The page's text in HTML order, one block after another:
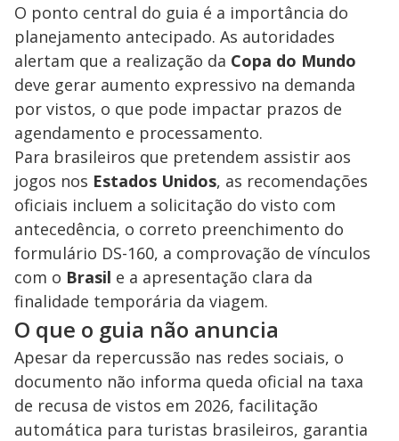
O ponto central do guia é a importância do
planejamento antecipado. As autoridades
alertam que a realização da Copa do Mundo
deve gerar aumento expressivo na demanda
por vistos, o que pode impactar prazos de
agendamento e processamento.
Para brasileiros que pretendem assistir aos
jogos nos Estados Unidos, as recomendações
oficiais incluem a solicitação do visto com
antecedência, o correto preenchimento do
formulário DS-160, a comprovação de vínculos
com o Brasil e a apresentação clara da
finalidade temporária da viagem.
O que o guia não anuncia
Apesar da repercussão nas redes sociais, o
documento não informa queda oficial na taxa
de recusa de vistos em 2026, facilitação
automática para turistas brasileiros, garantia